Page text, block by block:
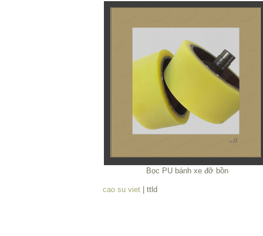
Bọc PU bánh xe đỡ bồn
cao su viet | ttld